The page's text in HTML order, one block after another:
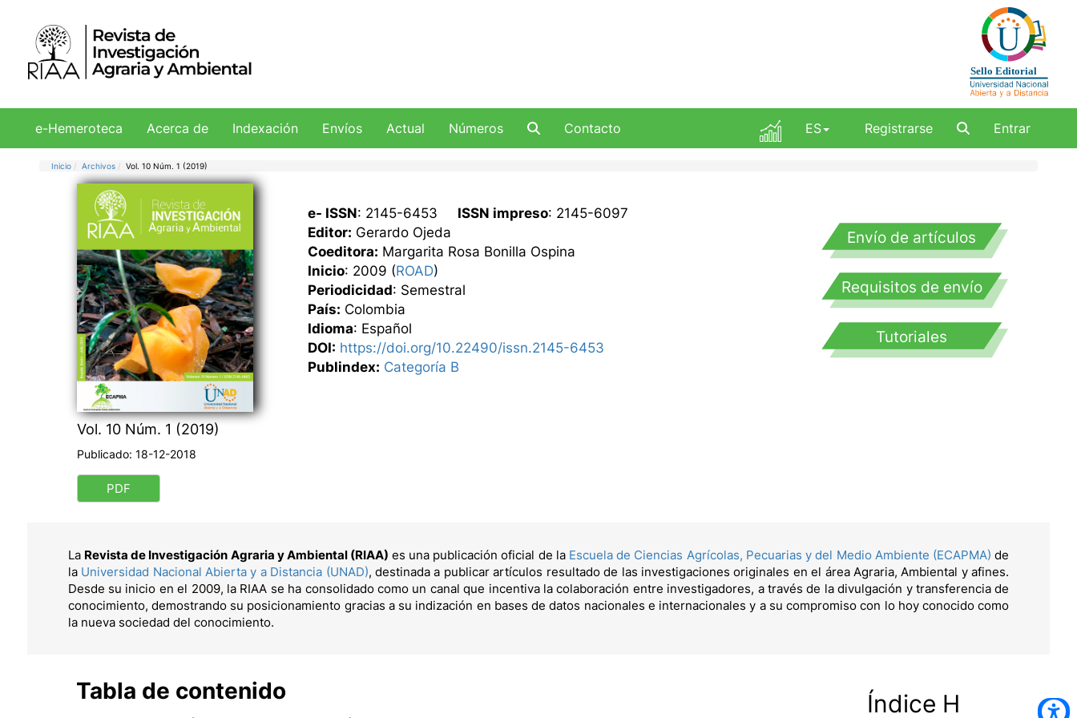
e-Hemeroteca Acerca de Indexación Envíos Actual Números Contacto ES Registrarse Entrar
Inicio Archivos Vol. 10 Núm. 1 (2019)
Vol. 10 Núm. 1 (2019)
Publicado:18-12-2018
PDF
e- ISSN: 2145-6453 ISSN impreso: 2145-6097
Editor: Gerardo Ojeda
Coeditora: Margarita Rosa Bonilla Ospina
Inicio: 2009 (ROAD)
Periodicidad: Semestral
País: Colombia
Idioma: Español
DOI: https://doi.org/10.22490/issn.2145-6453
Publindex: Categoría B
Envío de artículos
Requisitos de envío
Tutoriales
La Revista de Investigación Agraria y Ambiental (RIAA) es una publicación oficial de la Escuela de Ciencias Agrícolas, Pecuarias y del Medio Ambiente (ECAPMA) de
la Universidad Nacional Abierta y a Distancia (UNAD), destinada a publicar artículos resultado de las investigaciones originales en el área Agraria, Ambiental y afines.
Desde su inicio en el 2009, la RIAA se ha consolidado como un canal que incentiva la colaboración entre investigadores, a través de la divulgación y transferencia de
conocimiento, demostrando su posicionamiento gracias a su indización en bases de datos nacionales e internacionales y a su compromiso con lo hoy conocido como
la nueva sociedad del conocimiento.
Tabla de contenido Índice H